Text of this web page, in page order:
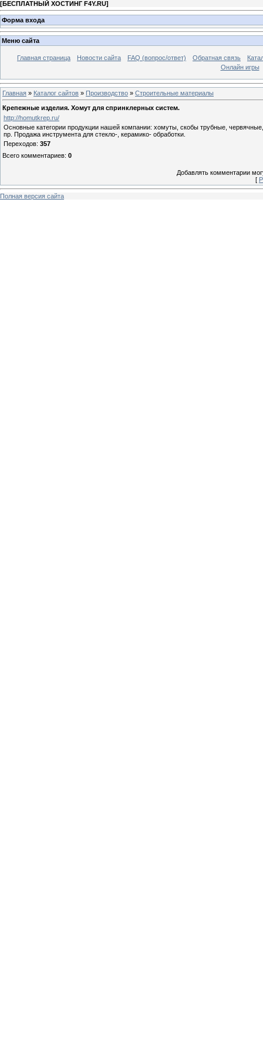
[БЕСПЛАТНЫЙ ХОСТИНГ F4Y.RU]
Форма входа
Меню сайта
Главная страница Новости сайта FAQ (вопрос/ответ) Обратная связь
Онлайн игры
Главная » Каталог сайтов » Производство » Строительные материалы
Крепежные изделия. Хомут для спринклерных систем.
http://homutkrep.ru/
Основные категории продукции нашей компании: хомуты, скобы трубные,
пр. Продажа инструмента для стекло-, керамико- обработки.
Переходов: 357
Всего комментариев: 0
Добавлять комментарии
[
Полная версия сайта